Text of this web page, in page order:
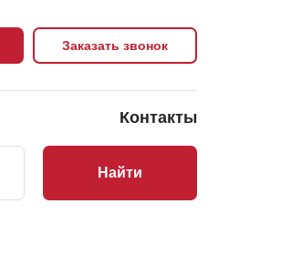
Заказать звонок
Контакты
Найти